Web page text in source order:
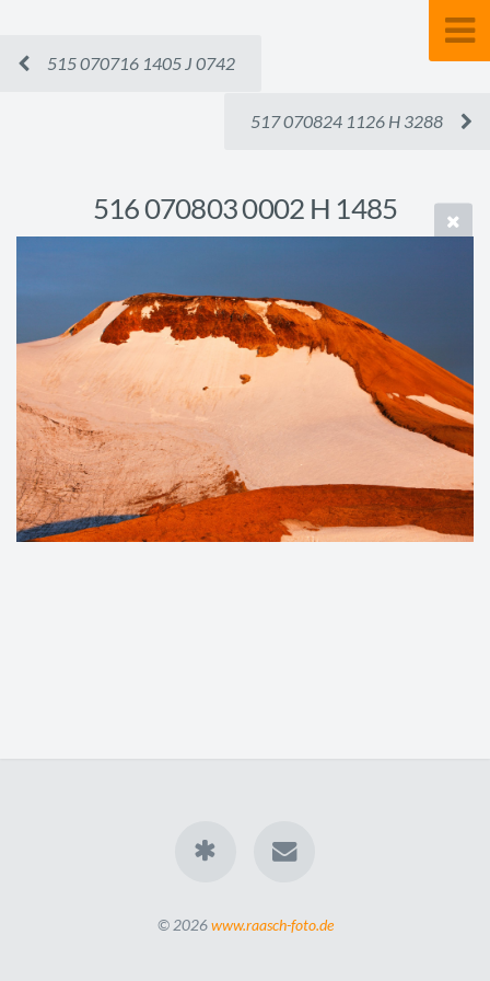
515 070716 1405 J 0742
517 070824 1126 H 3288
516 070803 0002 H 1485
© 2026www.raasch-foto.de